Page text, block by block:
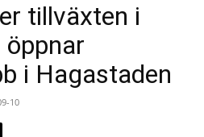
tillväxten i
i Hagastaden
10